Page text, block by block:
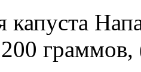
капуста
граммов,